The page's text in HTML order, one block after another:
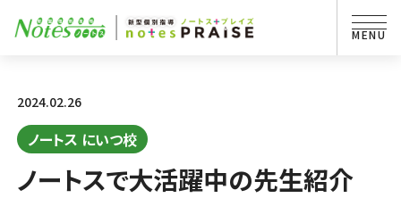
2024.02.26
ノートス にいつ校
ノートスで大活躍中の先生紹介